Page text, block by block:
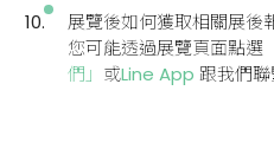
展覽後如何獲取相關展後
您可能透過展覽頁面點選
們」 或Line App 跟我們聯